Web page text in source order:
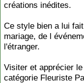
créations inédites.
Ce style bien a lui
mariage, de l
l'étranger.
Visiter et apprécier
catégorie Fleuriste